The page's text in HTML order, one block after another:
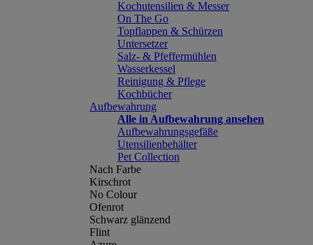
Kochutensilien & Messer
On The Go
Topflappen & Schürzen
Untersetzer
Salz- & Pfeffermühlen
Wasserkessel
Reinigung & Pflege
Kochbücher
Aufbewahrung
Alle in Aufbewahrung ansehen
Aufbewahrungsgefäße
Utensilienbehälter
Pet Collection
Nach Farbe
Kirschrot
No Colour
Ofenrot
Schwarz glänzend
Flint